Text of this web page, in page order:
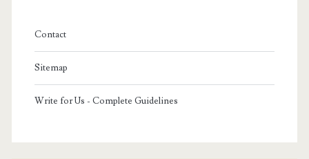
Contact
Sitemap
Write for Us - Complete Guidelines